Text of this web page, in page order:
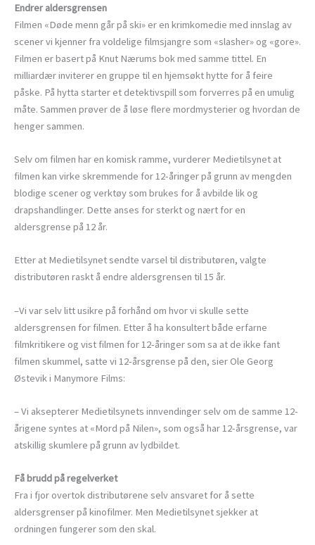
Endrer aldersgrensen
Filmen «Døde menn går på ski» er en krimkomedie med innslag av
scener vi kjenner fra voldelige filmsjangre som «slasher» og «gore».
Filmen er basert på Knut Nærums bok med samme tittel. En
milliardær inviterer en gruppe til en hjemsøkt hytte for å feire
påske. På hytta starter et detektivspill som forverres på en umulig
måte. Sammen prøver de å løse flere mordmysterier og hvordan de
henger sammen.
Selv om filmen har en komisk ramme, vurderer Medietilsynet at
filmen kan virke skremmende for 12-åringer på grunn av mengden
blodige scener og verktøy som brukes for å avbilde lik og
drapshandlinger. Dette anses for sterkt og nært for en
aldersgrense på 12 år.
Etter at Medietilsynet sendte varsel til distributøren, valgte
distributøren raskt å endre aldersgrensen til 15 år.
–Vi var selv litt usikre på forhånd om hvor vi skulle sette
aldersgrensen for filmen. Etter å ha konsultert både erfarne
filmkritikere og vist filmen for 12-åringer som sa at de ikke fant
filmen skummel, satte vi 12-årsgrense på den, sier Ole Georg
Østevik i Manymore Films:
– Vi aksepterer Medietilsynets innvendinger selv om de samme 12-
årigene syntes at «Mord på Nilen», som også har 12-årsgrense, var
atskillig skumlere på grunn av lydbildet.
Få brudd på regelverket
Fra i fjor overtok distributørene selv ansvaret for å sette
aldersgrenser på kinofilmer. Men Medietilsynet sjekker at
ordningen fungerer som den skal.